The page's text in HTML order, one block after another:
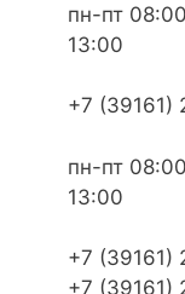
пн-пт
13:00
+7 (39161)
пн-пт
13:00
+7 (39161)
+7 (39161)